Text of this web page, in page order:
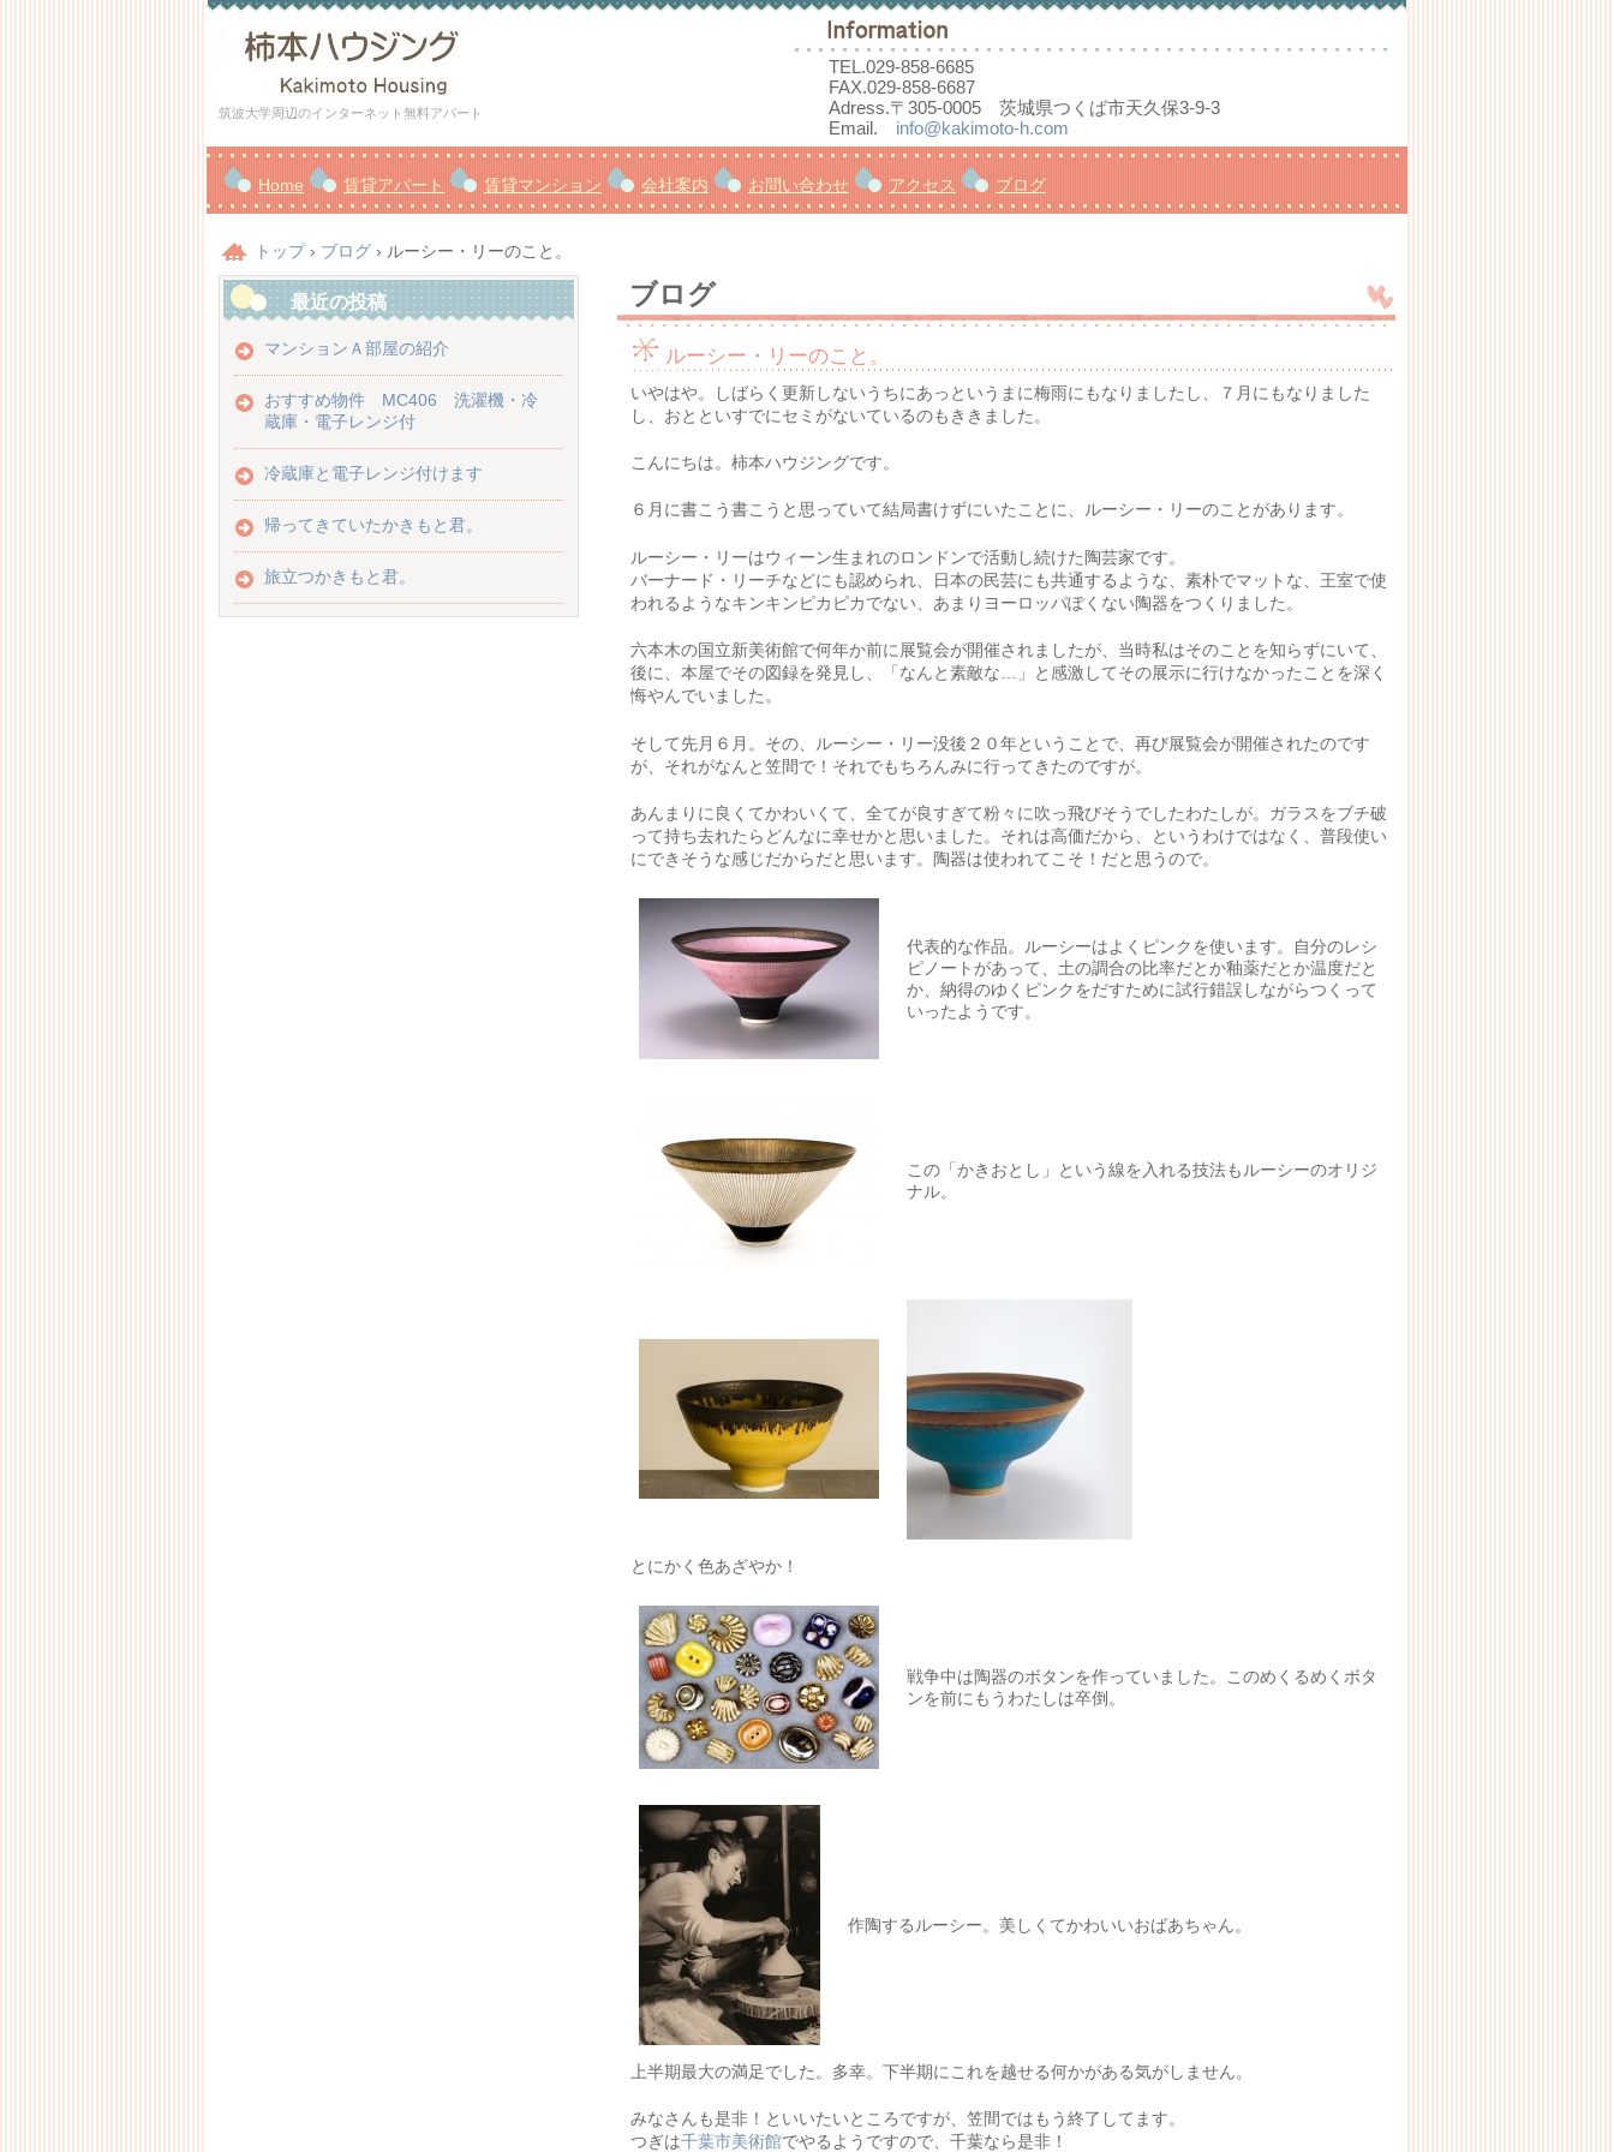
筑波大学周辺のインターネット無料アパート
TEL.029-858-6685
FAX.029-858-6687
Adress.〒305-0005 茨城県つくば市天久保3-9-3
Email. info@kakimoto-h.com
Home 賃貸アパート 賃貸マンション 会社案内 お問い合わせ アクセス ブログ
トップ › ブログ › ルーシー・リーのこと。
ブログ
ルーシー・リーのこと。
いやはや。しばらく更新しないうちにあっというまに梅雨にもなりましたし、７月にもなりました
し、おとといすでにセミがないているのもききました。
こんにちは。柿本ハウジングです。
６月に書こう書こうと思っていて結局書けずにいたことに、ルーシー・リーのことがあります。
ルーシー・リーはウィーン生まれのロンドンで活動し続けた陶芸家です。
バーナード・リーチなどにも認められ、日本の民芸にも共通するような、素朴でマットな、王室で使
われるようなキンキンピカピカでない、あまりヨーロッパぽくない陶器をつくりました。
六本木の国立新美術館で何年か前に展覧会が開催されましたが、当時私はそのことを知らずにいて、
後に、本屋でその図録を発見し、「なんと素敵な…」と感激してその展示に行けなかったことを深く
悔やんでいました。
そして先月６月。その、ルーシー・リー没後２０年ということで、再び展覧会が開催されたのです
が、それがなんと笠間で！それでもちろんみに行ってきたのですが。
あんまりに良くてかわいくて、全てが良すぎて粉々に吹っ飛びそうでしたわたしが。ガラスをブチ破
って持ち去れたらどんなに幸せかと思いました。それは高価だから、というわけではなく、普段使い
にできそうな感じだからだと思います。陶器は使われてこそ！だと思うので。
代表的な作品。ルーシーはよくピンクを使います。自分のレシ
ピノートがあって、土の調合の比率だとか釉薬だとか温度だと
か、納得のゆくピンクをだすために試行錯誤しながらつくって
いったようです。
この「かきおとし」という線を入れる技法もルーシーのオリジ
ナル。
とにかく色あざやか！
戦争中は陶器のボタンを作っていました。このめくるめくボタ
ンを前にもうわたしは卒倒。
作陶するルーシー。美しくてかわいいおばあちゃん。
上半期最大の満足でした。多幸。下半期にこれを越せる何かがある気がしません。
みなさんも是非！といいたいところですが、笠間ではもう終了してます。
つぎは千葉市美術館でやるようですので、千葉なら是非！
最近の投稿
マンションＡ部屋の紹介
おすすめ物件 MC406 洗濯機・冷
蔵庫・電子レンジ付
冷蔵庫と電子レンジ付けます
帰ってきていたかきもと君。
旅立つかきもと君。